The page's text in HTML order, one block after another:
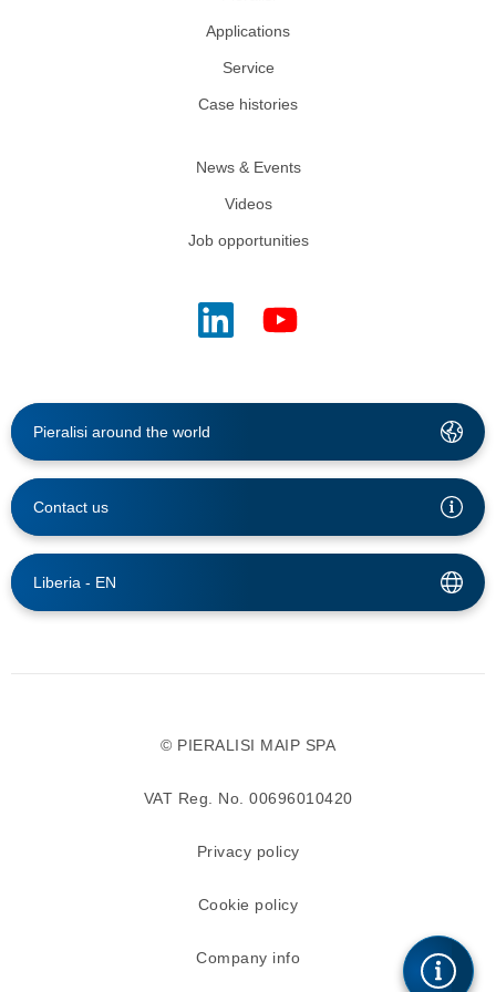
Applications
Service
Case histories
News & Events
Videos
Job opportunities
Pieralisi around the world
Contact us
Liberia - EN
© PIERALISI MAIP SPA
VAT Reg. No. 00696010420
Privacy policy
Cookie policy
Company info